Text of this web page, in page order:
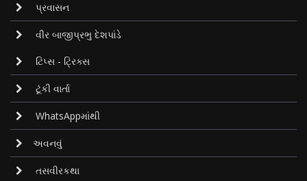
પ્રવાસન
વીર બાજીપ્રભુ દેશપાંડે
ટિપ્સ - ટ્રિક્સ
ટૂંકી વાર્તા
WhatsAppમાંથી
અવનવું
તસવીરકથા